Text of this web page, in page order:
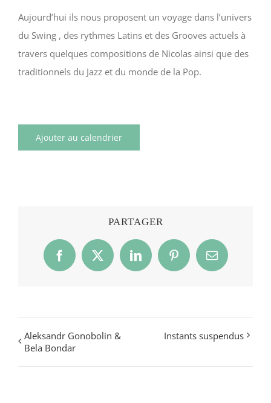
Aujourd’hui ils nous proposent un voyage dans l’univers
du Swing , des rythmes Latins et des Grooves actuels à
travers quelques compositions de Nicolas ainsi que des
traditionnels du Jazz et du monde de la Pop.
Ajouter au calendrier
PARTAGER
Facebook
X LinkedInPinterestEmail
Aleksandr Gonobolin &
Bela Bondar
Instants suspendus